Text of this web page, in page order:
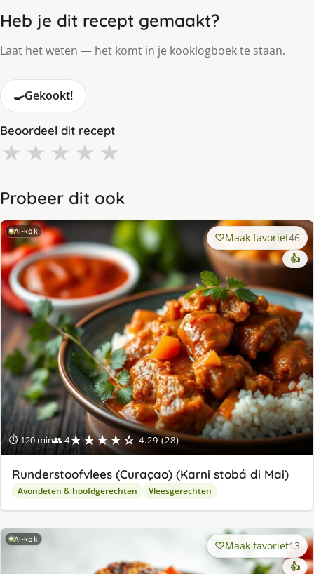
Heb je dit recept gemaakt?
Laat het weten — het komt in je kooklogboek te staan.
🍳Gekookt!
Beoordeel dit recept
★ ★ ★ ★ ★
Probeer dit ook
AI-kok
⏱ 120 min👥 4★★★★☆ 4.29 (28)
Maak favoriet46
👍
Runderstoofvlees (Curaçao) (Karni stobá di Mai)
Avondeten & hoofdgerechten Vleesgerechten
AI-kok Maak favoriet13
👍